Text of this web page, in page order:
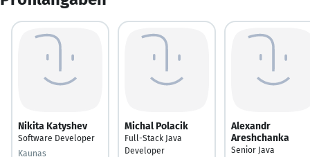
Nikita Katyshev
Software Developer
Kaunas
Michal Polacik
Full-Stack Java
Developer
Alexandr
Areshchanka
Senior Java